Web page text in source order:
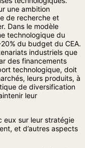
une ambition
de recherche et
Dans le modèle
technologique du
20% du budget du CEA.
industriels que
des financements
technologique, doit
leurs produits, à
de diversification
leur
eux sur leur stratégie
et d’autres aspects